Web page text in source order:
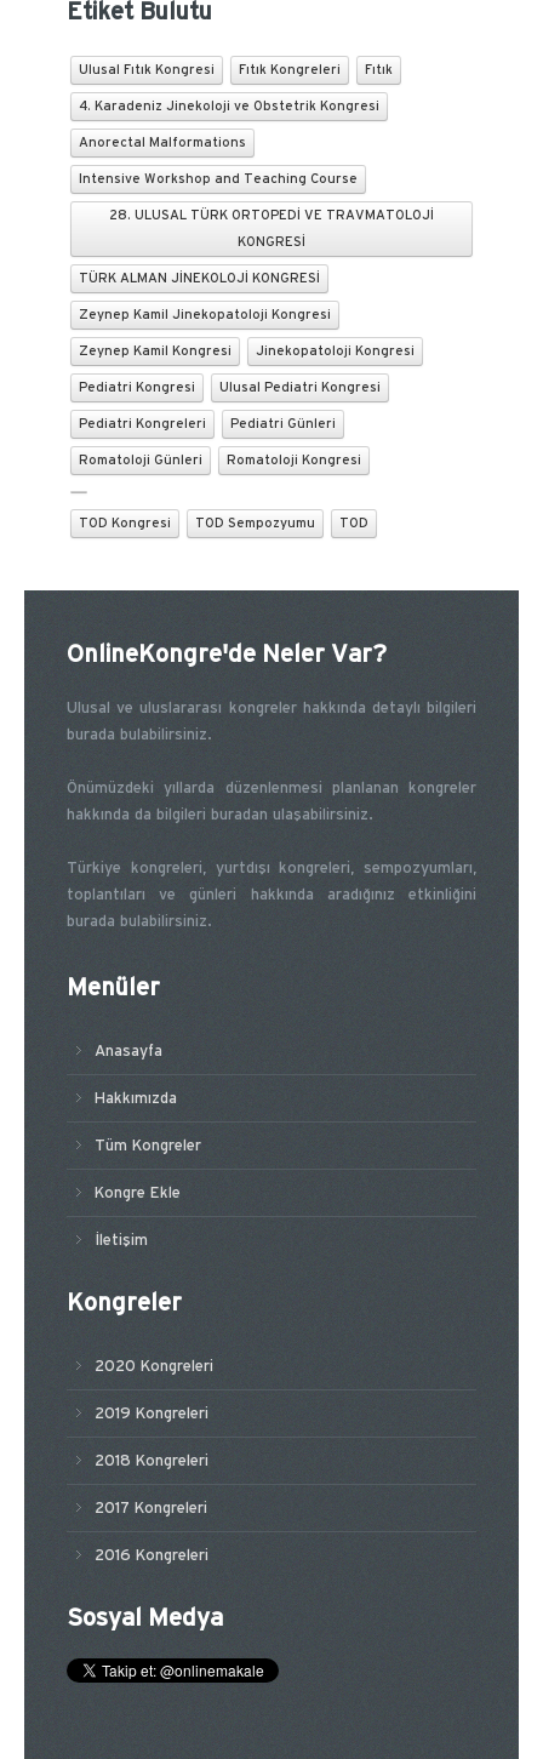
Etiket Bulutu
Ulusal Fıtık Kongresi Fıtık Kongreleri Fıtık
4. Karadeniz Jinekoloji ve Obstetrik Kongresi
Anorectal Malformations
Intensive Workshop and Teaching Course
28. ULUSAL TÜRK ORTOPEDİ VE TRAVMATOLOJİ
KONGRESİ
TÜRK ALMAN JİNEKOLOJİ KONGRESİ
Zeynep Kamil Jinekopatoloji Kongresi
Zeynep Kamil Kongresi Jinekopatoloji Kongresi
Pediatri Kongresi Ulusal Pediatri Kongresi
Pediatri Kongreleri Pediatri Günleri
Romatoloji Günleri Romatoloji Kongresi
TOD Kongresi TOD Sempozyumu TOD
OnlineKongre'de Neler Var?
Ulusal ve uluslararası kongreler hakkında detaylı bilgileri
burada bulabilirsiniz.
Önümüzdeki yıllarda düzenlenmesi planlanan kongreler
hakkında da bilgileri buradan ulaşabilirsiniz.
Türkiye kongreleri, yurtdışı kongreleri, sempozyumları,
toplantıları ve günleri hakkında aradığınız etkinliğini
burada bulabilirsiniz.
Menüler
Anasayfa
Hakkımızda
Tüm Kongreler
Kongre Ekle
İletişim
Kongreler
2020 Kongreleri
2019 Kongreleri
2018 Kongreleri
2017 Kongreleri
2016 Kongreleri
Sosyal Medya